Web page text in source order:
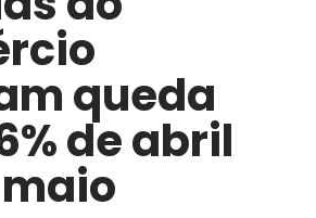
queda
de abril